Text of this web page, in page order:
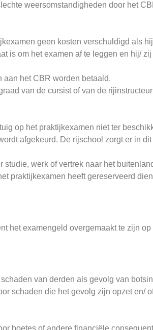
weersomstandigheden door het
geen kosten verschuldigd als
is om het examen af te leggen en hij/
aan het CBR worden betaald.
van de cursist of van de
op het praktijkexamen niet ter
afgekeurd. De rijschool zorgt er in
werk of vertrek naar het
praktijkexamen heeft gereserveerd
het examengeld overgemaakt te zijn
van derden als gevolg van
schaden die het gevolg zijn opzet en/
boetes of andere financiële